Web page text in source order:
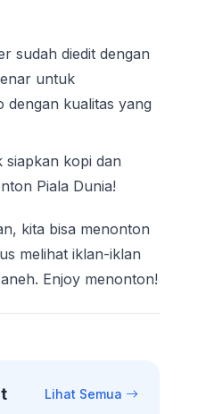
sudah diedit dengan
untuk
dengan kualitas yang
kopi dan
Piala Dunia!
kita bisa menonton
melihat iklan-iklan
Enjoy menonton!
Lihat Semua